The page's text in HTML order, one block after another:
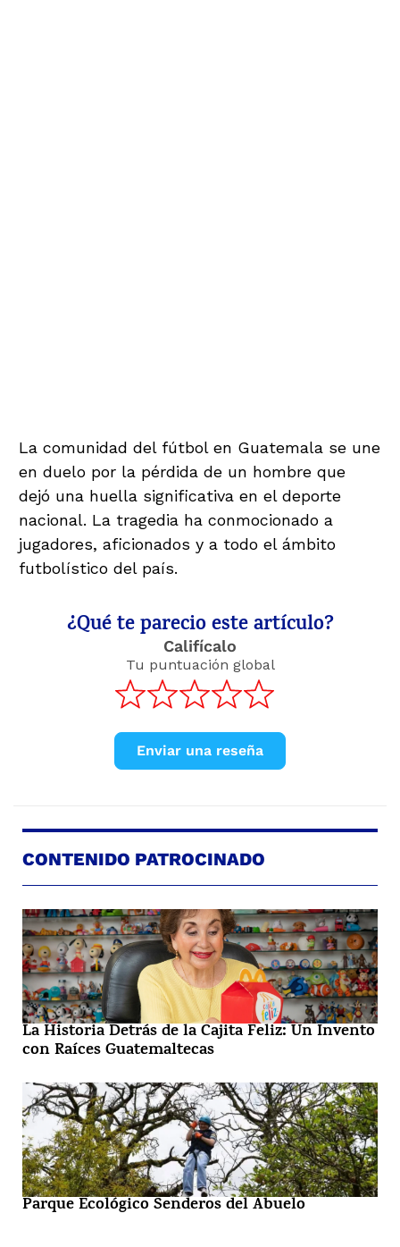
La comunidad del fútbol en Guatemala se une
en duelo por la pérdida de un hombre que
dejó una huella significativa en el deporte
nacional. La tragedia ha conmocionado a
jugadores, aficionados y a todo el ámbito
futbolístico del país.
¿Qué te parecio este artículo?
Califícalo
Tu puntuación global
Enviar una reseña
CONTENIDO PATROCINADO
La Historia Detrás de la Cajita Feliz: Un Invento
con Raíces Guatemaltecas
Parque Ecológico Senderos del Abuelo